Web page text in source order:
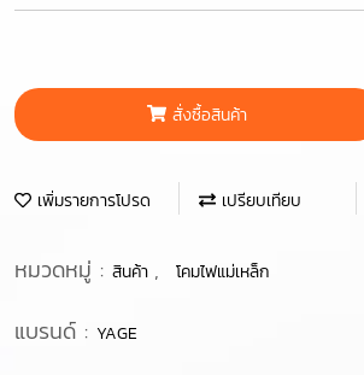
สั่งซื้อสินค้า
เพิ่มรายการโปรด เปรียบเทียบ
หมวดหมู่ : สินค้า , โคมไฟแม่เหล็ก
แบรนด์ : YAGE